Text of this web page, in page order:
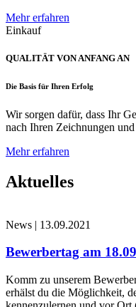
Mehr erfahren
Einkauf
QUALITÄT VON ANFANG AN
Die Basis für Ihren Erfolg
Wir sorgen dafür, dass Ihr
nach Ihren Zeichnungen
Mehr erfahren
Aktuelles
News | 13.09.2021
Bewerbertag am
Komm zu unserem
erhälst du die Möglichkeit,